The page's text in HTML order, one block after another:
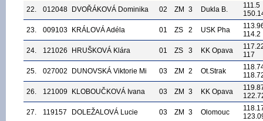
22.
012048 DVOŘÁKOVÁ Dominika 02 ZM 3 Dukla B.
111.5
23.
009103 KRÁLOVÁ Adéla 01 ZS 2 USK Pha
114.2
24.
121026 HRUŠKOVÁ Klára 01 ZS 3 KK Opava
117
25.
027002 DUNOVSKÁ Viktorie Mi 03 ZM 2 Ot.Strak
26.
121009 KLOBOUČKOVÁ Ivana 03 ZM 3 KK Opava
27.
119157 DOLEŽALOVÁ Lucie 03 ZM 3 Olomouc